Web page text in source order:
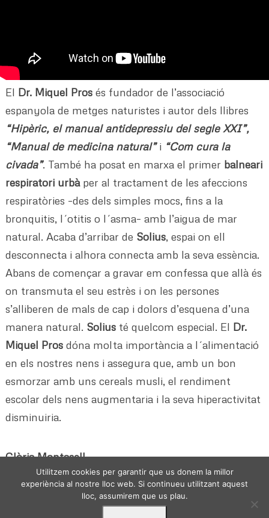
El Dr. Miquel Prosés fundador de l’associació
espanyola de metges naturistes i autor dels llibres
“Hipèric, el manual antidepressiu del segle XXI”,
“Manual de medicina natural”i “Com cura la
civada”. També ha posat en marxa el primer balneari
respiratori urbàper al tractament de les afeccions
respiratòries –des dels simples mocs, fins a la
bronquitis, l´otitis o l´asma– amb l’aigua de mar
natural. Acaba d’arribar de Solius, espai on ell
desconnecta i alhora connecta amb la seva essència.
Abans de començar a gravar em confessa que allà és
on transmuta el seu estrès i on les persones
s’alliberen de mals de cap i dolors d’esquena d’una
manera natural. Soliusté quelcom especial. El Dr.
Miquel Prosdóna molta importància a l´alimentació
en els nostres nens i assegura que, amb un bon
esmorzar amb uns cereals musli, el rendiment
escolar dels nens augmentaria i la seva hiperactivitat
disminuiria.
Glòria Montasell
Utilitzem cookies per garantir que us donem la millor
experiència al nostre lloc web. Si continueu utilitzant aquest
lloc, assumirem que us plau.